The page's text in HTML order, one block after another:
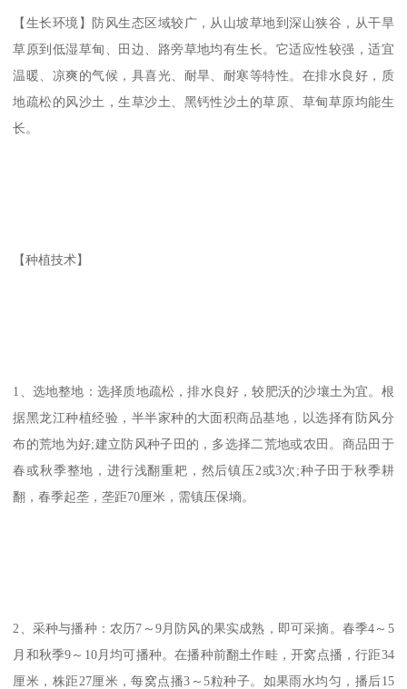
【生长环境】防风生态区域较广，从山坡草地到深山狭谷，从干旱
草原到低湿草甸、田边、路旁草地均有生长。它适应性较强，适宜
温暖、凉爽的气候，具喜光、耐旱、耐寒等特性。在排水良好，质
地疏松的风沙土，生草沙土、黑钙性沙土的草原、草甸草原均能生
长。
【种植技术】
1、选地整地：选择质地疏松，排水良好，较肥沃的沙壤土为宜。根
据黑龙江种植经验，半半家种的大面积商品基地，以选择有防风分
布的荒地为好;建立防风种子田的，多选择二荒地或农田。商品田于
春或秋季整地，进行浅翻重耙，然后镇压2或3次;种子田于秋季耕
翻，春季起垄，垄距70厘米，需镇压保墒。
2、采种与播种：农历7～9月防风的果实成熟，即可采摘。春季4～5
月和秋季9～10月均可播种。在播种前翻土作畦，开窝点播，行距34
厘米，株距27厘米，每窝点播3～5粒种子。如果雨水均匀，播后15